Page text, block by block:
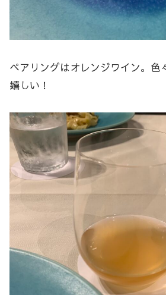
ペアリングはオレンジワイン。色
嬉しい！